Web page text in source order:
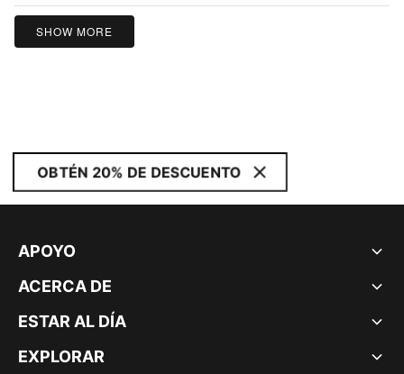
SHOW MORE
OBTÉN 20% DE DESCUENTO
APOYO
ACERCA DE
ESTAR AL DÍA
EXPLORAR